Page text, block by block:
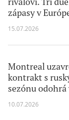
zápasy v
15.07.2026
Montreal
kontrakt s
sezónu odohrá
10.07.2026